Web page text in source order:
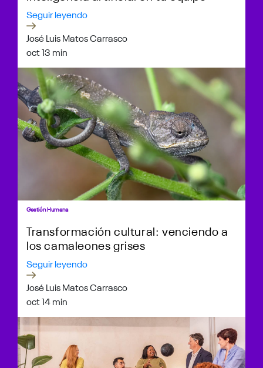
Seguir leyendo
José Luis Matos Carrasco
oct 13 min
Gestión Humana
Transformación cultural: venciendo a
los camaleones grises
Seguir leyendo
José Luis Matos Carrasco
oct 14 min